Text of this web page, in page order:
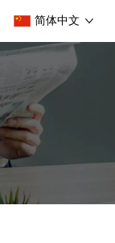
简体中文